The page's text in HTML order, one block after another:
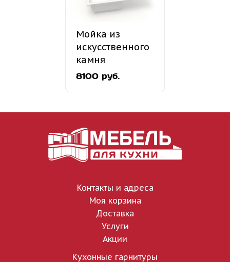
Мойка из
искусственного
камня
«MARRBAXX»
8100 руб.
Контакты и адреса
Моя корзина
Доставка
Услуги
Акции
Кухонные гарнитуры